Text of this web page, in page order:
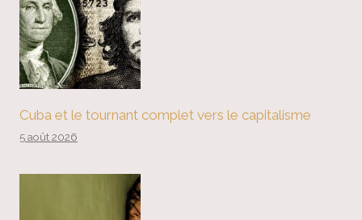
Cuba et le tournant complet vers le capitalisme
5 août 2026